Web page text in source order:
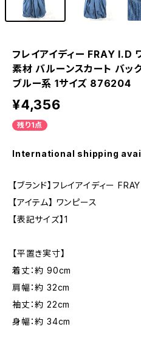
フレイアイディー FRAY I.D
素材 バルーンスカート バッ
ブルー系 1サイズ 876204
¥4,356
残り1点
International shipping
【ブランド】フレイアイディー
【アイテム】 ワンピース
【表記サイズ】1
【平置き実寸】
着丈：約 90cm
肩幅：約 32cm
袖丈：約 22cm
身幅：約 34cm